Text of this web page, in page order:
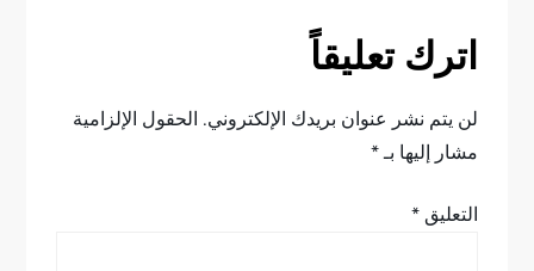
ا
ل
اترك تعليقاً
لن يتم نشر عنوان بريدك الإلكتروني. الحقول الإلزامية
مشار إليها بـ*
التعليق*